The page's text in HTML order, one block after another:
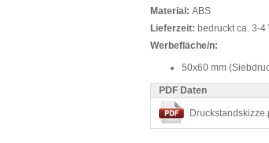
Material: ABS
Lieferzeit: bedruckt ca. 3-
Werbefläche/n:
50x60 mm
PDF Daten